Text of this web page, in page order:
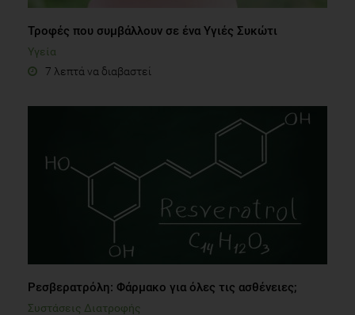
Τροφές που συμβάλλουν σε ένα Υγιές Συκώτι
Υγεία
7 λεπτά να διαβαστεί
Ρεσβερατρόλη: Φάρμακο για όλες τις ασθένειες;
Συστάσεις Διατροφής